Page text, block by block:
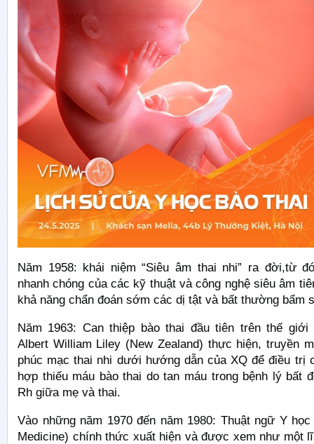
Năm 1958: khái niệm “Siêu âm thai nhi” ra đời,từ
nhanh chóng của các kỹ thuật và công nghệ siêu âm
khả năng chẩn đoán sớm các dị tật và bất thường bẩm
Năm 1963: Can thiệp bào thai đầu tiên trên thế
Albert William Liley (New Zealand) thực hiện, truyền
phúc mạc thai nhi dưới hướng dẫn của XQ để điều trị
hợp thiếu máu bào thai do tan máu trong bệnh lý bất
Rh giữa mẹ và thai.
Vào những năm 1970 đến năm 1980: Thuật ngữ Y
Medicine) chính thức xuất hiện và được xem như một